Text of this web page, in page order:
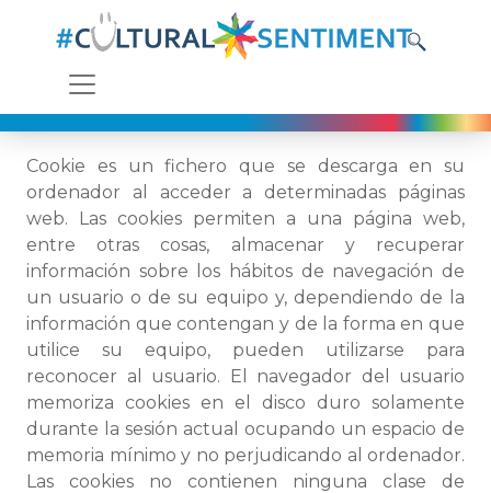
Cookie es un fichero que se descarga en su
ordenador al acceder a determinadas páginas
web. Las cookies permiten a una página web,
entre otras cosas, almacenar y recuperar
información sobre los hábitos de navegación de
un usuario o de su equipo y, dependiendo de la
información que contengan y de la forma en que
utilice su equipo, pueden utilizarse para
reconocer al usuario. El navegador del usuario
memoriza cookies en el disco duro solamente
durante la sesión actual ocupando un espacio de
memoria mínimo y no perjudicando al ordenador.
Las cookies no contienen ninguna clase de